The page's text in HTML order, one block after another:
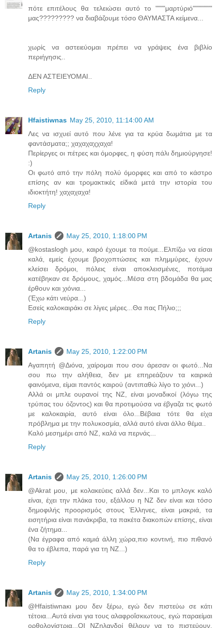
πότε επιτέλους θα τελειώσει αυτό το """"μαρτύριό""""""""
μας????????? να διαβάζουμε τόσο ΘΑΥΜΑΣΤΑ κείμενα...
χωρίς να αστειεύομαι πρέπει να γράψεις ένα βιβλίο
περιήγησις..
ΔΕΝ ΑΣΤΕΙΕΥΟΜΑΙ..
Reply
Hfaistiwnas May 25, 2010, 11:14:00 AM
Λες να ισχυεί αυτό που λένε για τα κρύα δωμάτια με τα
φαντάσματα;; χαχαχαχχαχα!
Περίεργες οι πέτρες και όμορφες, η φύση πάλι δημιούργησε!
:)
Οι φωτό από την πόλη πολύ όμορφες και από το κάστρο
επίσης αν και τρομακτικές είδικά μετά την ιστορία του
ιδιοκτήτη! χαχαχαχα!
Reply
Artanis
May 25, 2010, 1:18:00 PM
@kostaslogh μου, καιρό έχουμε τα πούμε...Ελπίζω να είσαι
καλά, εμείς έχουμε βροχοπτώσεις και πλημμύρες, έχουν
κλείσει δρόμοι, πόλεις είναι αποκλεισμένες, ποτάμια
κατέβηκαν σε δρόμους, χαμός...Μέσα στη βδομάδα θα μας
έρθουν και χιόνια...
(Έχω κάτι νεύρα...)
Εσείς καλοκαιράκι σε λίγες μέρες...Θα πας Πήλιο;;;
Reply
Artanis
May 25, 2010, 1:22:00 PM
Αγαπητή @Διόνα, χαίρομαι που σου άρεσαν οι φωτό...Να
σου πω την αλήθεια, δεν με επηρεάζουν τα καιρικά
φαινόμενα, είμαι παντός καιρού (αντιπαθώ λίγο το χιόνι...)
Αλλά οι μπλε ουρανοί της ΝΖ, είναι μοναδικοί (λόγω της
τρύπας του όζοντος) και θα προτιμούσα να έβγαζα τις φωτό
με καλοκαιρία, αυτό είναι όλο...Βέβαια τότε θα είχα
πρόβλημα με την πολυκοσμία, αλλά αυτό είναι άλλο θέμα..
Καλό μεσημέρι από ΝΖ, καλά να περνάς...
Reply
Artanis
May 25, 2010, 1:26:00 PM
@Αkrat μου, με κολακεύεις αλλά δεν...Και το μπλογκ καλό
είναι, έχει την πλάκα του, εξάλλου η ΝΖ δεν είναι και τόσο
δημοφιλής προορισμός στους Έλληνες, είναι μακριά, τα
εισητήρια είναι πανάκριβα, τα πακέτα διακοπών επίσης, είναι
ένα ζήτημα...
(Να έγραφα από καμιά άλλη χώρα,πιο κοντινή, πιο πιθανό
θα το έβλεπα, παρά για τη ΝΖ...)
Reply
Artanis
May 25, 2010, 1:34:00 PM
@Hfaistiwnaκι μου δεν ξέρω, εγώ δεν πιστεύω σε κάτι
τέτοια...Αυτά είναι για τους αλαφροΐσκιωτους, εγώ παραείμαι
ορθολογίστρια...ΟΙ ΝΖηλανδοί θέλουν να το πιστεύουν,